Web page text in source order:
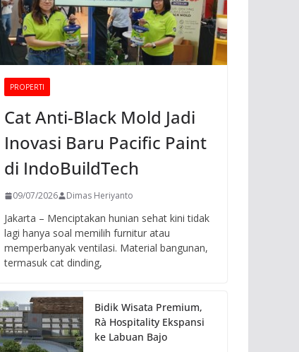
PROPERTI
Cat Anti-Black Mold Jadi
Inovasi Baru Pacific Paint
di IndoBuildTech
09/07/2026 Dimas Heriyanto
Jakarta – Menciptakan hunian sehat kini tidak
lagi hanya soal memilih furnitur atau
memperbanyak ventilasi. Material bangunan,
termasuk cat dinding,
Bidik Wisata Premium,
Rà Hospitality Ekspansi
ke Labuan Bajo